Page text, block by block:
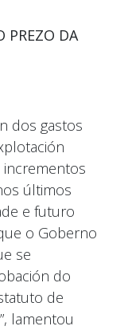
PREZO DA
dos gastos
incrementos
últimos
e futuro
o Goberno
se
do
de
lamentou